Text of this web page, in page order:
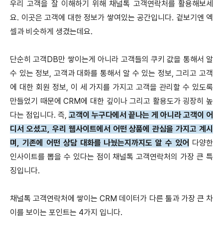
우리 고객을 잘 이해하기 위해 채널톡 고객연락처를 활용해보세
요. 이곳은 고객에 대한 정보가 쌓여있는 공간입니다. 겉보기엔 엑
셀과 비슷하게 생겼는데요.
단순히 고객DB만 쌓이는게 아니라 고객들의 쿠키 값을 통해서 알
수 있는 정보, 고객과 대화를 통해서 알 수 있는 정보, 그리고 고객
에 대한 회원 정보, 이 세 가지를 가지고 고객을 관리할 수 있도록
만들었기 때문에 CRM에 대한 깊이나 그리고 활용도가 굉장히 높
다는 점입니다. 즉, 고객이 누구다에서 끝나는 게 아니라 고객이 어
디서 오셨고, 우리 웹사이트에서 어떤 상품에 관심을 가지고 계시
며, 기존에 어떤 상담 대화를 나눴는지까지도 알 수 있어 다양한
인사이트를 뽑을 수 있다는 점이 채널톡 고객연락처의 가장 큰 특
징입니다.
채널톡 고객연락처에 쌓이는 CRM 데이터가 다른 툴과 가장 큰 차
이를 보이는 포인트는 4가지 입니다.